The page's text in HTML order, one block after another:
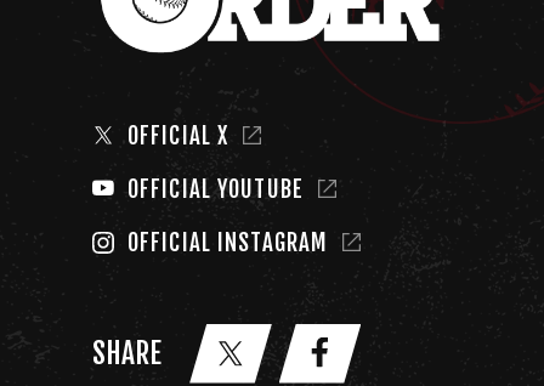
OFFICIAL X
OFFICIAL YOUTUBE
OFFICIAL INSTAGRAM
SHARE